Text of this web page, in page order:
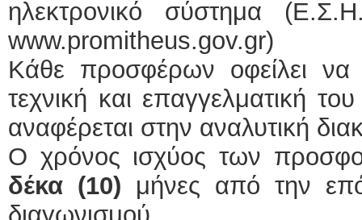
ηλεκτρονικό σύστημα
www.promitheus.gov.gr)
Κάθε προσφέρων οφείλει να
τεχνική και επαγγελματική
αναφέρεται στην αναλυτική
Ο χρόνος ισχύος των
δέκα (10) μήνες από την